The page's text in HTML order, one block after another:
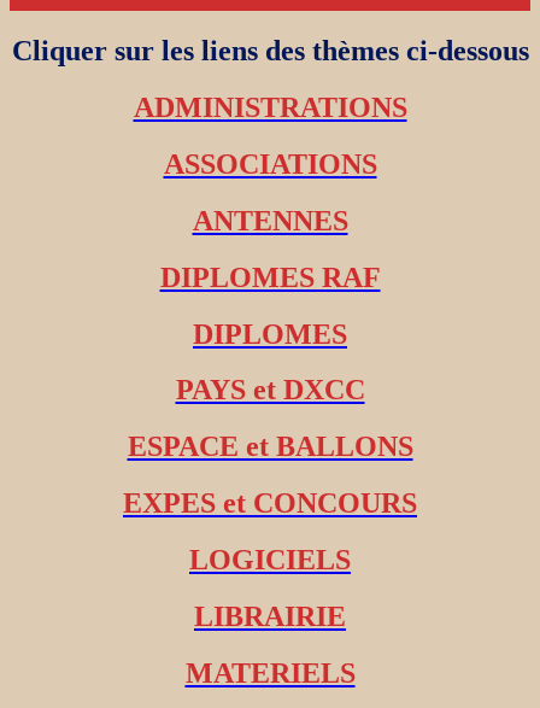
Cliquer sur les liens des thèmes ci-dessous
ADMINISTRATIONS
ASSOCIATIONS
ANTENNES
DIPLOMES RAF
DIPLOMES
PAYS et DXCC
ESPACE et BALLONS
EXPES et CONCOURS
LOGICIELS
LIBRAIRIE
MATERIELS